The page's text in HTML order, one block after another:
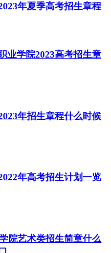
年夏季高考招生章程
业学院2023高考招生章
年招生章程什么时候
年高考招生计划一览
院艺术类招生简章什么